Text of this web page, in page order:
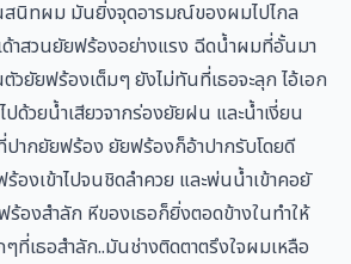
สนิทผม มันยิ่งจุดอารมณ์ของผมไปไกล
ด้าสวนยัยฟร้องอย่างแรง ฉีดน้ำผมที่อั้นมา
วยัยฟร้องเต็มๆ ยังไม่ทันที่เธอจะลุก ไอ้เอก
ด้วยน้ำเสียวจากร่องยัยฝน และน้ำเงี่ยน
ปากยัยฟร้อง ยัยฟร้องก็อ้าปากรับโดยดี
องเข้าไปจนชิดลำควย และพ่นน้ำเข้าคอยั
องสำลัก หีของเธอก็ยิ่งตอดข้างในทำให้
ที่เธอสำลัก..มันช่างติดตาตรึงใจผมเหลือ